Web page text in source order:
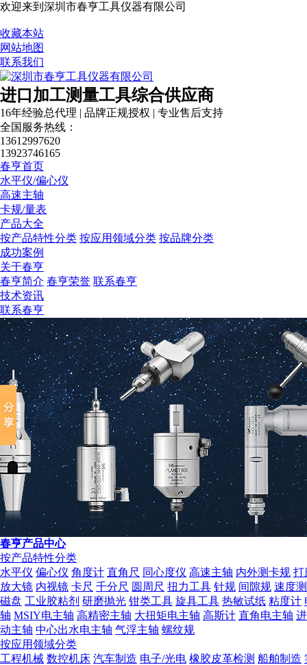
欢迎来到深圳市春亨工具仪器有限公司
收藏本站
网站地图
联系我们
进口加工测量工具综合供应商
16年经验总代理 | 品牌正规授权 | 专业售后支持
全国服务热线：
13612997620
13923746165
春亨首页
水平仪/偏心仪
高速主轴
卡规/量表
产品大全
按产品特性分类 按应用领域分类 按品牌分类
成功案例
关于春亨
春亨简介 春亨荣誉 联系春亨
技术资讯
联系春亨
春亨产品中心
按产品特性分类
水平仪 偏心仪 角度计 直角尺 同心度仪 高速主轴 内外测卡规 打
放大镜 内视镜 卡尺 千分尺 圆周尺 扭力工具 针规 间隙规 速度
磁盘 工业胶粘剂 研磨抛光 钳类工具 旋具工具 热敏试纸 粘度计
轴 MSIY电主轴 高精密主轴 大扭矩电主轴 高斯计 直角电主轴
动主轴 中心出水电主轴 气浮主轴 螺纹规
按应用领域分类
工程机械 数控机床 汽车制造 电子/光电 橡胶皮革检测 船舶制造
营业执照
组织机构代码证